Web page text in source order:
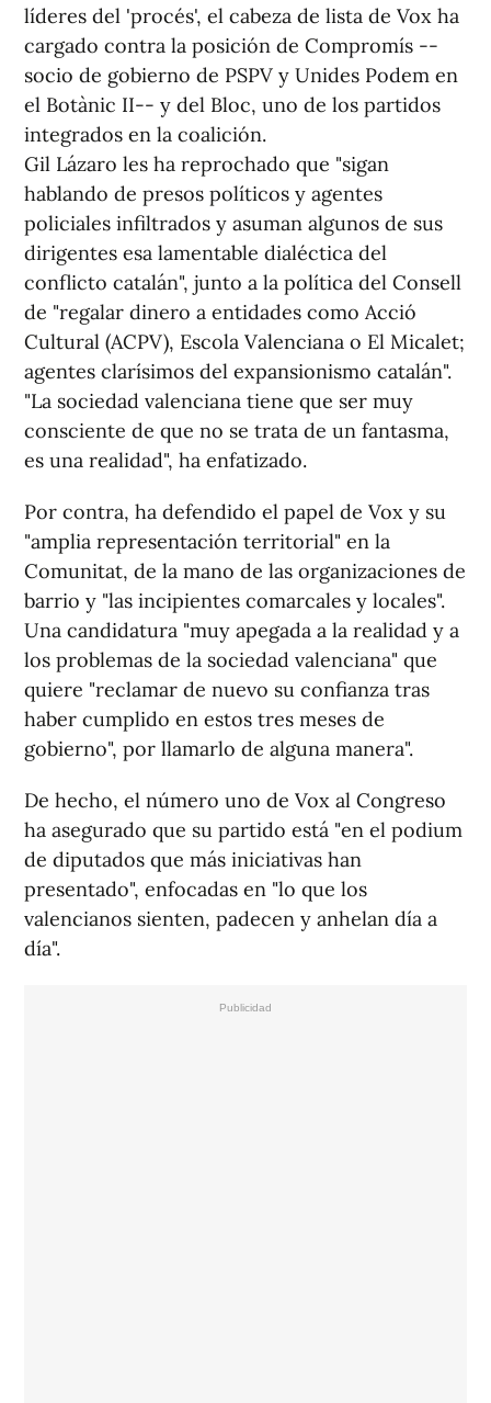
líderes del 'procés', el cabeza de lista de Vox ha
cargado contra la posición de Compromís --
socio de gobierno de PSPV y Unides Podem en
el Botànic II-- y del Bloc, uno de los partidos
integrados en la coalición.
Gil Lázaro les ha reprochado que "sigan
hablando de presos políticos y agentes
policiales infiltrados y asuman algunos de sus
dirigentes esa lamentable dialéctica del
conflicto catalán", junto a la política del Consell
de "regalar dinero a entidades como Acció
Cultural (ACPV), Escola Valenciana o El Micalet;
agentes clarísimos del expansionismo catalán".
"La sociedad valenciana tiene que ser muy
consciente de que no se trata de un fantasma,
es una realidad", ha enfatizado.
Por contra, ha defendido el papel de Vox y su
"amplia representación territorial" en la
Comunitat, de la mano de las organizaciones de
barrio y "las incipientes comarcales y locales".
Una candidatura "muy apegada a la realidad y a
los problemas de la sociedad valenciana" que
quiere "reclamar de nuevo su confianza tras
haber cumplido en estos tres meses de
gobierno", por llamarlo de alguna manera".
De hecho, el número uno de Vox al Congreso
ha asegurado que su partido está "en el podium
de diputados que más iniciativas han
presentado", enfocadas en "lo que los
valencianos sienten, padecen y anhelan día a
día".